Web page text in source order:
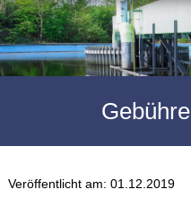
Veröffentlicht am: 01.12.2019